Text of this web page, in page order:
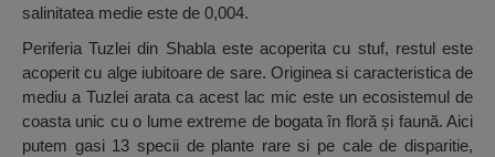
salinitatea medie este de 0,004.
Periferia Tuzlei din Shabla este acoperita cu stuf, restul este
acoperit cu alge iubitoare de sare. Originea si caracteristica de
mediu a Tuzlei arata ca acest lac mic este un ecosistemul de
coasta unic cu o lume extreme de bogata în floră și faună. Aici
putem gasi 13 specii de plante rare si pe cale de disparitie,